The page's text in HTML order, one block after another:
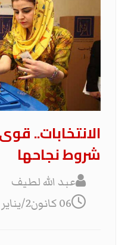
الانتخابات..
شروط نجاحها
عبد الله لطيف
06 كانون2/يناير 2021